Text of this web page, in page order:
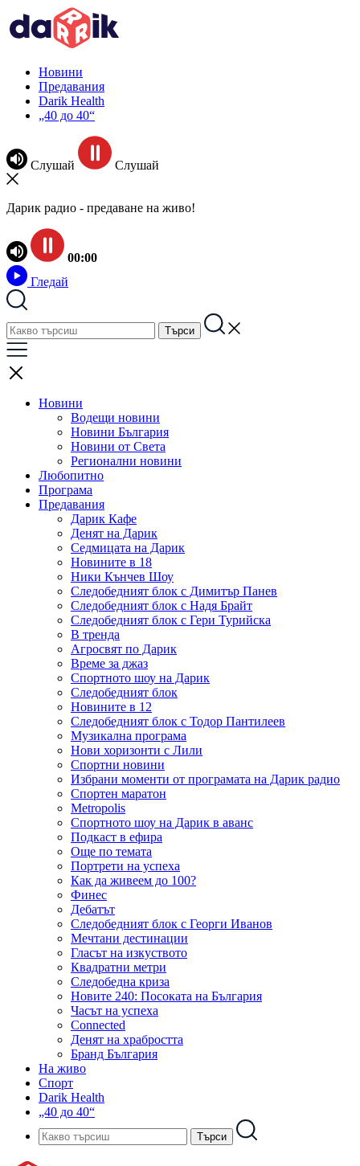
Новини
Предавания
Darik Health
„40 до 40“
Слушай Слушай
Дарик радио - предаване на живо!
00:00
Гледай
Новини
Водещи новини
Новини България
Новини от Света
Регионални новини
Любопитно
Програма
Предавания
Дарик Кафе
Денят на Дарик
Седмицата на Дарик
Новините в 18
Ники Кънчев Шоу
Следобедният блок с Димитър Панев
Следобедният блок с Надя Брайт
Следобедният блок с Гери Турийска
В тренда
Агросвят по Дарик
Време за джаз
Спортното шоу на Дарик
Следобедният блок
Новините в 12
Следобедният блок с Тодор Пантилеев
Музикална програма
Нови хоризонти с Лили
Спортни новини
Избрани моменти от програмата на Дарик радио
Спортен маратон
Metropolis
Спортното шоу на Дарик в аванс
Подкаст в ефира
Още по темата
Портрети на успеха
Как да живеем до 100?
Финес
Дебатът
Следобедният блок с Георги Иванов
Мечтани дестинации
Гласът на изкуството
Квадратни метри
Следобедна криза
Новите 240: Посоката на България
Часът на успеха
Connected
Денят на храбростта
Бранд България
На живо
Спорт
Darik Health
„40 до 40“